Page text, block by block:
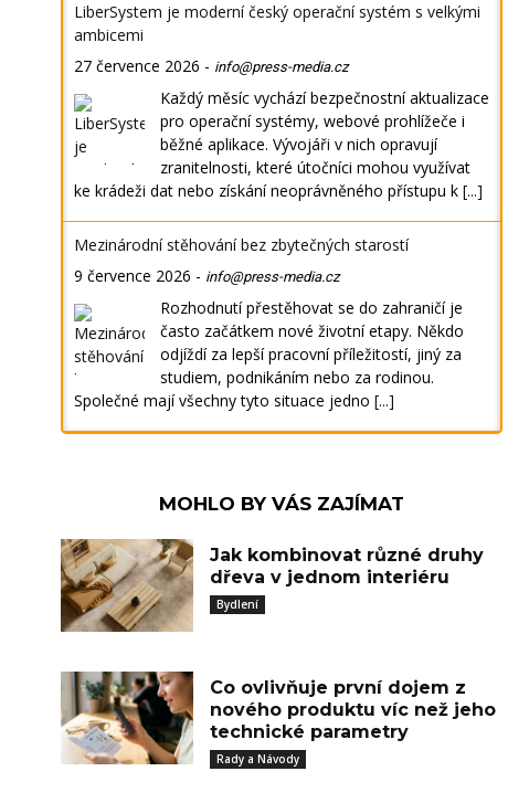
LiberSystem je moderní český operační systém s velkými
ambicemi
27 července 2026 - info@press-media.cz
Každý měsíc vychází bezpečnostní aktualizace
pro operační systémy, webové prohlížeče i
běžné aplikace. Vývojáři v nich opravují
zranitelnosti, které útočníci mohou využívat
ke krádeži dat nebo získání neoprávněného přístupu k [...]
Mezinárodní stěhování bez zbytečných starostí
9 července 2026 - info@press-media.cz
Rozhodnutí přestěhovat se do zahraničí je
často začátkem nové životní etapy. Někdo
odjíždí za lepší pracovní příležitostí, jiný za
studiem, podnikáním nebo za rodinou.
Společné mají všechny tyto situace jedno [...]
MOHLO BY VÁS ZAJÍMAT
Jak kombinovat různé druhy
dřeva v jednom interiéru
Bydlení
Co ovlivňuje první dojem z
nového produktu víc než jeho
technické parametry
Rady a Návody